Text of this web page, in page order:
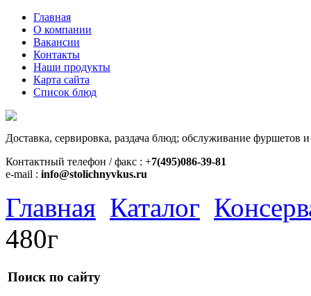
Главная
О компании
Вакансии
Контакты
Наши продукты
Карта сайта
Список блюд
Доставка, сервировка, раздача блюд; обслуживание фуршетов
Контактный телефон / факс : +7(495)086-39-81
e-mail : info@stolichnyvkus.ru
Главная Каталог
480г
Поиск по сайту